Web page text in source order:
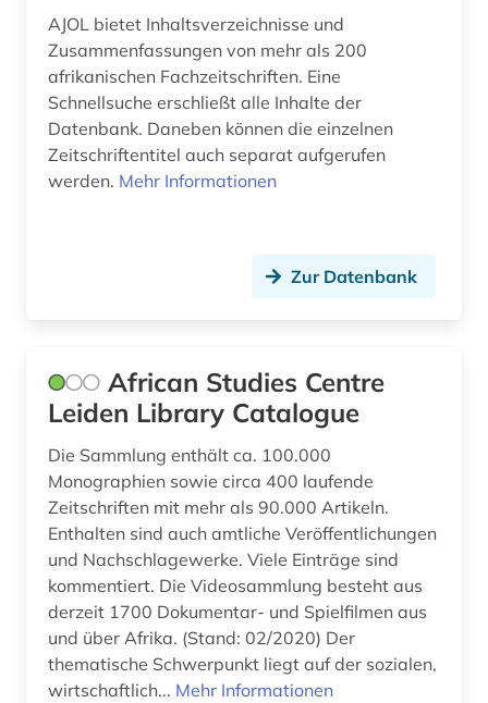
burt-franklin-sammlung (1)
bürgerliches wappen (1)
cartoon (1)
chile (1)
china (8)
chinesisch (11)
christian gottlob (1)
chronologie (1)
collijn, isak | bibliothekar (1)
comic (1)
community currency (1)
copyright-vermerk (1)
AJOL bietet Inhaltsverzeichnisse und
Zusammenfassungen von mehr als 200
afrikanischen Fachzeitschriften. Eine
Schnellsuche erschließt alle Inhalte der
Datenbank. Daneben können die einzelnen
Zeitschriftentitel auch separat aufgerufen
werden. Mehr Informationen
Zur Datenbank
African Studies Centre
Leiden Library Catalogue
Die Sammlung enthält ca. 100.000
Monographien sowie circa 400 laufende
Zeitschriften mit mehr als 90.000 Artikeln.
Enthalten sind auch amtliche Veröffentlichungen
und Nachschlagewerke. Viele Einträge sind
kommentiert. Die Videosammlung besteht aus
derzeit 1700 Dokumentar- und Spielfilmen aus
und über Afrika. (Stand: 02/2020) Der
thematische Schwerpunkt liegt auf der sozialen,
wirtschaftlich... Mehr Informationen